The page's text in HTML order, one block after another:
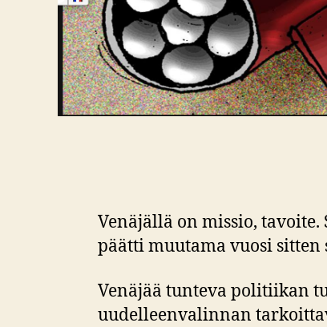
Venäjällä on missio,
päätti muutama vuosi
Venäjää tunteva politiikan
uudelleenvalinnan